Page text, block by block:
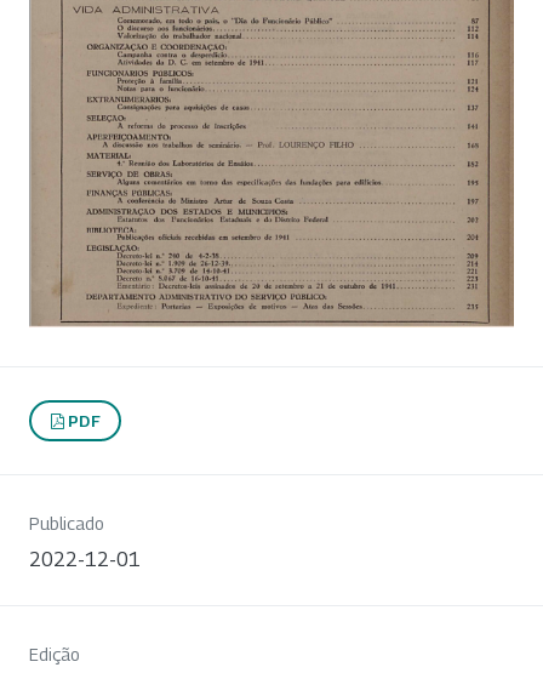
PDF
Publicado
2022-12-01
Edição